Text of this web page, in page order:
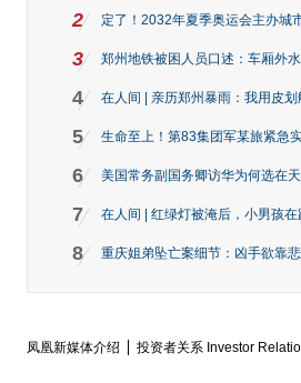
2 定了！2032年夏季奥运会主办城
3 郑州地铁被困人员口述：车厢外
4 在人间 | 亲历郑州暴雨：我用皮
5 生命至上！第83集团军某旅紧急
6 美国常务副国务卿访华为何选在
7 在人间 | 红绿灯被淹后，小男孩
8 重庆姐弟坠亡案细节：凶手欲靠
凤凰新媒体介绍 投资者关系 Investor